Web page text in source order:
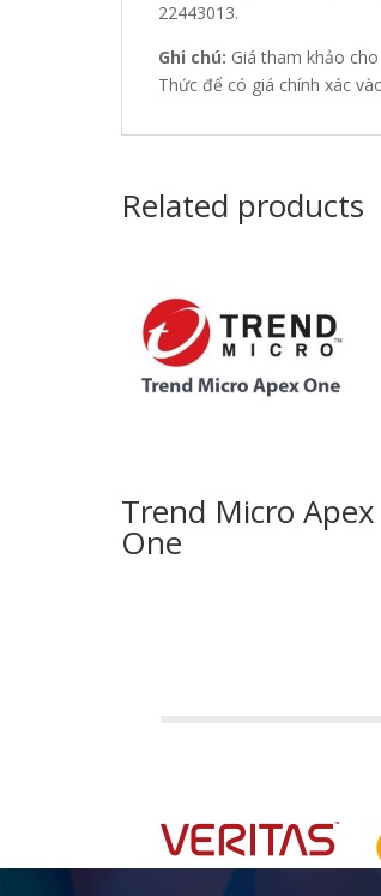
22443013.
Ghi chú: Giá tham khảo
Thức để có giá chính xác
Related products
Trend Micro Apex
One